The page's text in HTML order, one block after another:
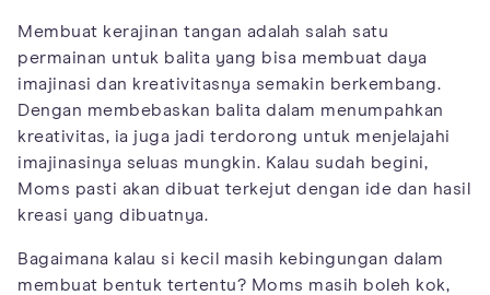
Membuat kerajinan tangan adalah salah satu
permainan untuk balita yang bisa membuat daya
imajinasi dan kreativitasnya semakin berkembang.
Dengan membebaskan balita dalam menumpahkan
kreativitas, ia juga jadi terdorong untuk menjelajahi
imajinasinya seluas mungkin. Kalau sudah begini,
Moms pasti akan dibuat terkejut dengan ide dan hasil
kreasi yang dibuatnya.
Bagaimana kalau si kecil masih kebingungan dalam
membuat bentuk tertentu? Moms masih boleh kok,